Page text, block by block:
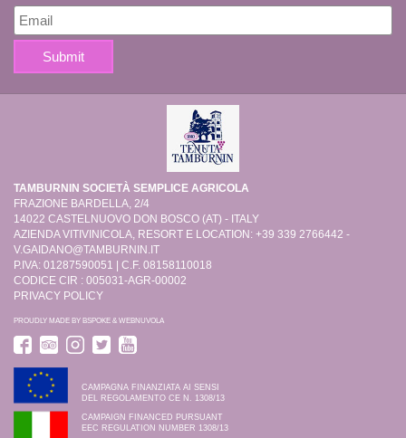
TAMBURNIN SOCIETÀ SEMPLICE AGRICOLA
FRAZIONE BARDELLA, 2/4
14022 CASTELNUOVO DON BOSCO (AT) - ITALY
AZIENDA VITIVINICOLA, RESORT E LOCATION: +39 339 2766442 -
V.GAIDANO@TAMBURNIN.IT
P.IVA: 01287590051 | C.F. 08158110018
CODICE CIR : 005031-AGR-00002
PRIVACY POLICY
PROUDLY MADE BY BSPOKE & WEBNUVOLA
CAMPAGNA FINANZIATA AI SENSI
DEL REGOLAMENTO CE N. 1308/13
CAMPAIGN FINANCED PURSUANT
EEC REGULATION NUMBER 1308/13